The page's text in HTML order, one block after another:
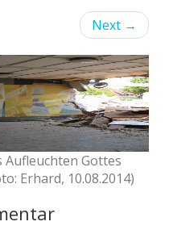
Next →
Aufleuchten Gottes
Erhard, 10.08.2014)